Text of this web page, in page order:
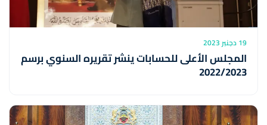
19 دجنبر 2023
المجلس الأعلى للحسابات ينشر تقريره السنوي برسم
2022/2023